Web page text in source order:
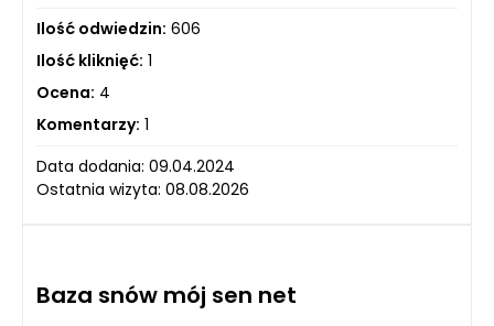
Ilość odwiedzin: 606
Ilość kliknięć: 1
Ocena: 4
Komentarzy: 1
Data dodania: 09.04.2024
Ostatnia wizyta: 08.08.2026
Baza snów mój sen net